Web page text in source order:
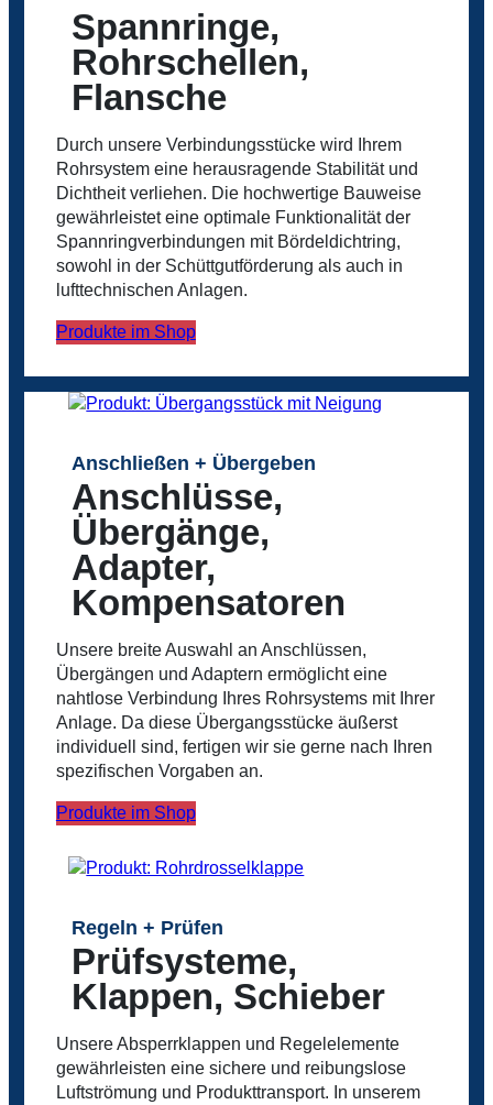
Spannringe,
Rohrschellen,
Flansche
Durch unsere Verbindungsstücke wird Ihrem
Rohrsystem eine herausragende Stabilität und
Dichtheit verliehen. Die hochwertige Bauweise
gewährleistet eine optimale Funktionalität der
Spannringverbindungen mit Bördeldichtring,
sowohl in der Schüttgutförderung als auch in
lufttechnischen Anlagen.
Produkte im Shop
Anschließen + Übergeben
Anschlüsse,
Übergänge,
Adapter,
Kompensatoren
Unsere breite Auswahl an Anschlüssen,
Übergängen und Adaptern ermöglicht eine
nahtlose Verbindung Ihres Rohrsystems mit Ihrer
Anlage. Da diese Übergangsstücke äußerst
individuell sind, fertigen wir sie gerne nach Ihren
spezifischen Vorgaben an.
Produkte im Shop
Regeln + Prüfen
Prüfsysteme,
Klappen, Schieber
Unsere Absperrklappen und Regelelemente
gewährleisten eine sichere und reibungslose
Luftströmung und Produkttransport. In unserem